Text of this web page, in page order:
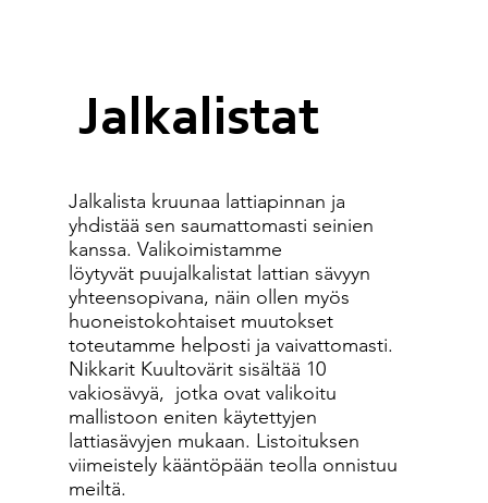
Jalkalistat
Jalkalista kruunaa lattiapinnan ja
yhdistää sen saumattomasti seinien
kanssa. Valikoimistamme
löytyvät puujalkalistat lattian sävyyn
yhteensopivana, näin ollen myös
huoneistokohtaiset muutokset
toteutamme helposti ja vaivattomasti.
Nikkarit Kuultovärit sisältää 10
vakiosävyä, jotka ovat valikoitu
mallistoon eniten käytettyjen
lattiasävyjen mukaan. Listoituksen
viimeistely kääntöpään teolla onnistuu
meiltä.